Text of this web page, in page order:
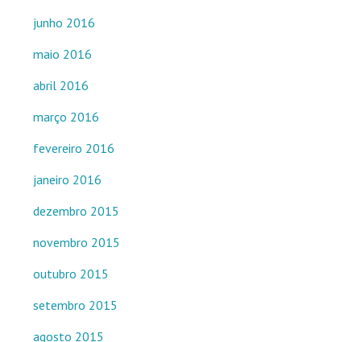
junho 2016
maio 2016
abril 2016
março 2016
fevereiro 2016
janeiro 2016
dezembro 2015
novembro 2015
outubro 2015
setembro 2015
agosto 2015